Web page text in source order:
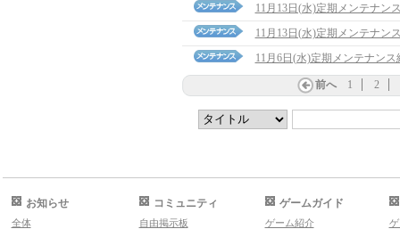
11月13日(水)定期メンテナン
11月13日(水)定期メンテナン
11月6日(水)定期メンテナン
前へ 1 2
お知らせ
全体
コミュニティ
自由掲示板
ゲームガイド
ゲーム紹介